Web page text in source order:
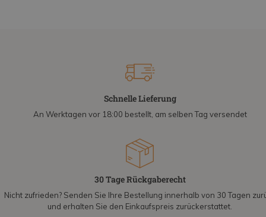
Schnelle Lieferung
An Werktagen vor 18:00 bestellt, am selben Tag versendet
30 Tage Rückgaberecht
Nicht zufrieden? Senden Sie Ihre Bestellung innerhalb von 30 Tagen
und erhalten Sie den Einkaufspreis zurückerstattet.